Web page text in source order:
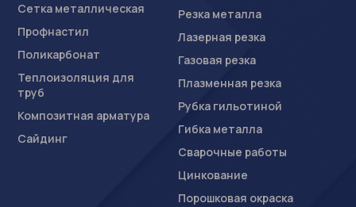
Сетка металлическая
Профнастил
Поликарбонат
Теплоизоляция для
труб
Композитная арматура
Сайдинг
Резка металла
Лазерная резка
Газовая резка
Плазменная резка
Рубка гильотиной
Гибка металла
Сварочные работы
Цинкование
Порошковая окраска